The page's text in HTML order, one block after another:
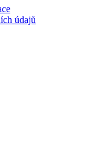
údajů